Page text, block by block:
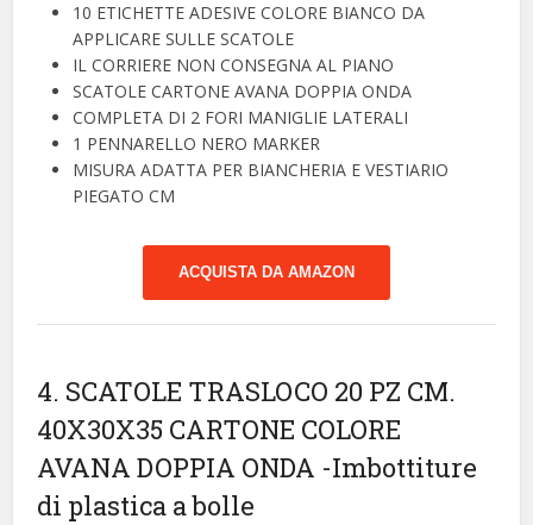
10 ETICHETTE ADESIVE COLORE BIANCO DA
APPLICARE SULLE SCATOLE
IL CORRIERE NON CONSEGNA AL PIANO
SCATOLE CARTONE AVANA DOPPIA ONDA
COMPLETA DI 2 FORI MANIGLIE LATERALI
1 PENNARELLO NERO MARKER
MISURA ADATTA PER BIANCHERIA E VESTIARIO
PIEGATO CM
ACQUISTA DA AMAZON
4. SCATOLE TRASLOCO 20 PZ CM.
40X30X35 CARTONE COLORE
AVANA DOPPIA ONDA -Imbottiture
di plastica a bolle